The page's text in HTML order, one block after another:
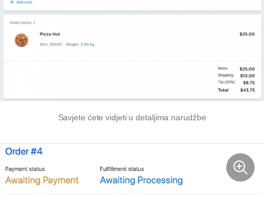
Savjete ćete vidjeti u detaljima narudžbe